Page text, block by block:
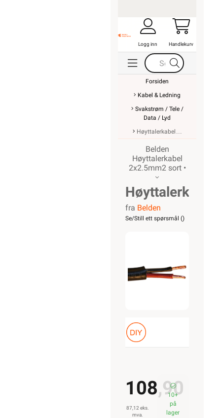
Logg inn Handlekurv
Forsiden
Kabel & Ledning
Svakstrøm / Tele /
Data / Lyd
Høyttalerkabel
Belden
Høyttalerkabel
2x2.5mm2 sort •
Høyttalerkabel
2x2.5mm2
fra Belden
Se/Still ett spørsmål ()
108,90
87,12 eks.
mva.
10+
på
lager